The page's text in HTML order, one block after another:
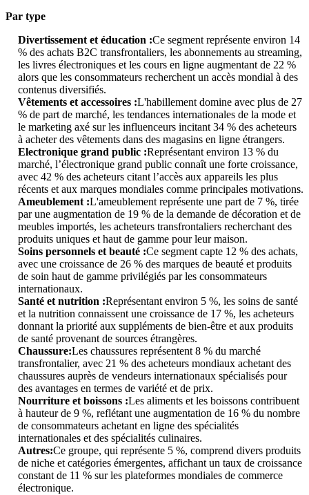
Par type
Divertissement et éducation :Ce segment représente environ 14
% des achats B2C transfrontaliers, les abonnements au streaming,
les livres électroniques et les cours en ligne augmentant de 22 %
alors que les consommateurs recherchent un accès mondial à des
contenus diversifiés.
Vêtements et accessoires :L'habillement domine avec plus de 27
% de part de marché, les tendances internationales de la mode et
le marketing axé sur les influenceurs incitant 34 % des acheteurs
à acheter des vêtements dans des magasins en ligne étrangers.
Electronique grand public :Représentant environ 13 % du
marché, l’électronique grand public connaît une forte croissance,
avec 42 % des acheteurs citant l’accès aux appareils les plus
récents et aux marques mondiales comme principales motivations.
Ameublement :L'ameublement représente une part de 7 %, tirée
par une augmentation de 19 % de la demande de décoration et de
meubles importés, les acheteurs transfrontaliers recherchant des
produits uniques et haut de gamme pour leur maison.
Soins personnels et beauté :Ce segment capte 12 % des achats,
avec une croissance de 26 % des marques de beauté et produits
de soin haut de gamme privilégiés par les consommateurs
internationaux.
Santé et nutrition :Représentant environ 5 %, les soins de santé
et la nutrition connaissent une croissance de 17 %, les acheteurs
donnant la priorité aux suppléments de bien-être et aux produits
de santé provenant de sources étrangères.
Chaussure:Les chaussures représentent 8 % du marché
transfrontalier, avec 21 % des acheteurs mondiaux achetant des
chaussures auprès de vendeurs internationaux spécialisés pour
des avantages en termes de variété et de prix.
Nourriture et boissons :Les aliments et les boissons contribuent
à hauteur de 9 %, reflétant une augmentation de 16 % du nombre
de consommateurs achetant en ligne des spécialités
internationales et des spécialités culinaires.
Autres:Ce groupe, qui représente 5 %, comprend divers produits
de niche et catégories émergentes, affichant un taux de croissance
constant de 11 % sur les plateformes mondiales de commerce
électronique.